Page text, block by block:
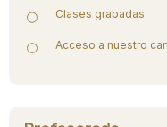
Clases grabadas
Acceso a nuestro